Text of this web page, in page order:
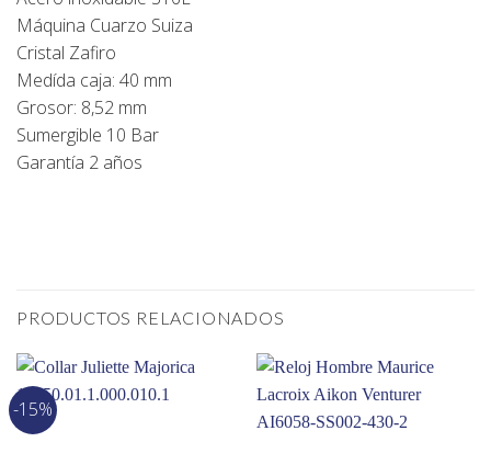
Máquina Cuarzo Suiza
Cristal Zafiro
Medída caja: 40 mm
Grosor: 8,52 mm
Sumergible 10 Bar
Garantía 2 años
PRODUCTOS RELACIONADOS
-15%